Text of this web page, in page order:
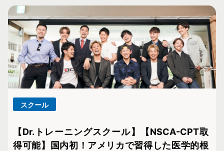
スクール
【Dr.トレーニングスクール】【NSCA-CPT取
得可能】国内初！アメリカで習得した医学的根